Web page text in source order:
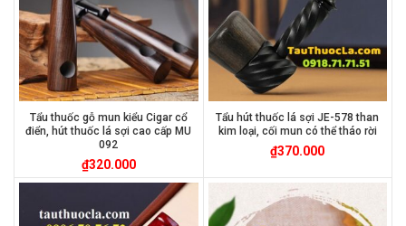
Tẩu thuốc gỗ mun kiểu Cigar cổ
điển, hút thuốc lá sợi cao cấp MU
092
₫320.000
Tẩu hút thuốc lá sợi JE-578 than
kim loại, cối mun có thể tháo rời
₫370.000